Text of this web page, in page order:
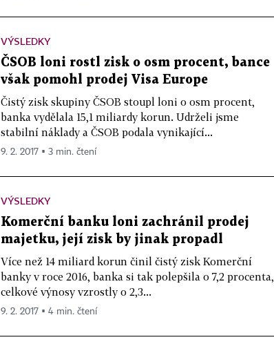
VÝSLEDKY
ČSOB loni rostl zisk o osm procent, bance
však pomohl prodej Visa Europe
Čistý zisk skupiny ČSOB stoupl loni o osm procent,
banka vydělala 15,1 miliardy korun. Udrželi jsme
stabilní náklady a ČSOB podala vynikající...
9. 2. 2017 ▪ 3 min. čtení
VÝSLEDKY
Komerční banku loni zachránil prodej
majetku, její zisk by jinak propadl
Více než 14 miliard korun činil čistý zisk Komerční
banky v roce 2016, banka si tak polepšila o 7,2 procenta,
celkové výnosy vzrostly o 2,3...
9. 2. 2017 ▪ 4 min. čtení